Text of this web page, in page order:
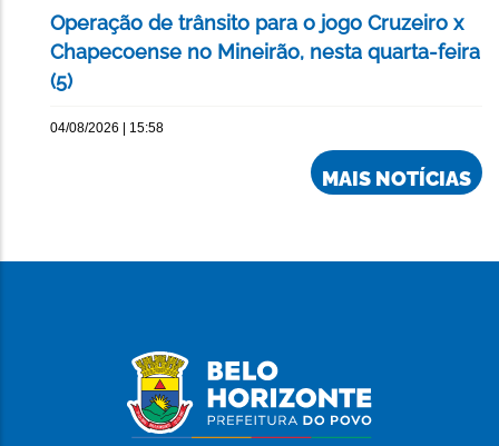
Operação de trânsito para o jogo Cruzeiro x
Chapecoense no Mineirão, nesta quarta-feira
(5)
04/08/2026 | 15:58
MAIS NOTÍCIAS